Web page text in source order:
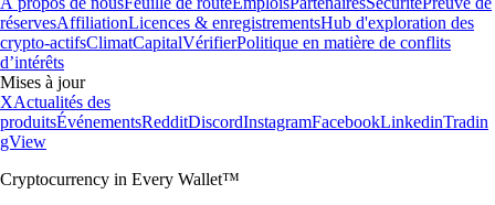
réservesAffiliationLicences & enregistrementsHub d'exploration des
crypto-actifsClimatCapitalVérifierPolitique en matière de conflits
d’intérêts
Mises à jour
XActualités des
produitsÉvénementsRedditDiscordInstagramFacebookLinkedinTradin
gView
Cryptocurrency in Every Wallet™